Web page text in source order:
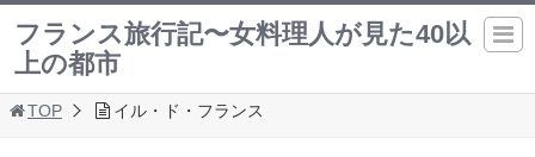
フランス旅行記〜女料理人が見た40以
上の都市
TOP イル・ド・フランス